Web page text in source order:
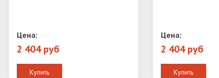
Цена:
2 404 руб
Купить
Цена:
2 404 руб
Купить